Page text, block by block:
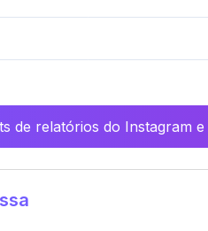
de relatórios do Instagram